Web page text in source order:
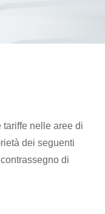
nelle aree di
dei seguenti
di